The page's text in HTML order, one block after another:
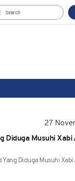
27
Diduga Musuhi Xabi
Diduga Musuhi Xabi